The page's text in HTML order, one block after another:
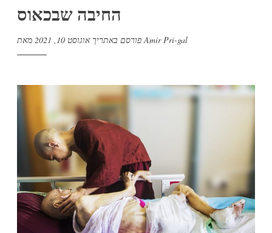
החיבה שבכאוס
פורסם באתריךאוגוסט 10, 2021 מאתAmir Pri-gal